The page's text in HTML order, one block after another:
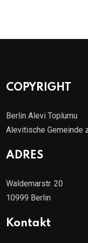
COPYRIGHT
Berlin Alevi Toplumu
Alevitische Gemeinde
ADRES
Waldemarstr. 20
10999 Berlin
Kontakt